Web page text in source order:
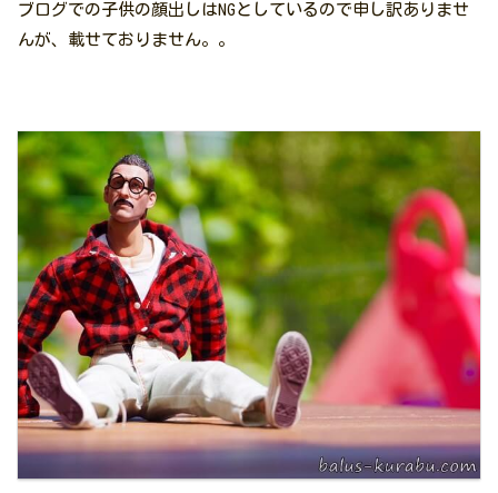
ブログでの子供の顔出しはNGとしているので申し訳ありませ
んが、載せておりません。。